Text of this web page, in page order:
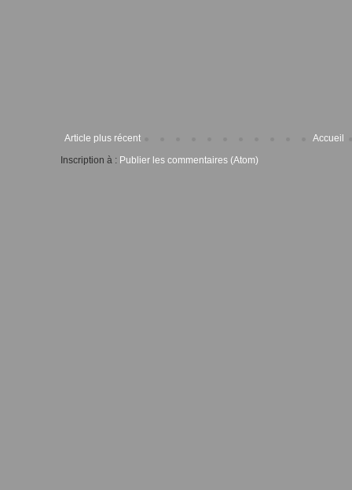
Article plus récent
Accueil
Inscription à : Publier les commentaires (Atom)